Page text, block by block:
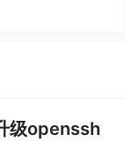
级openssh